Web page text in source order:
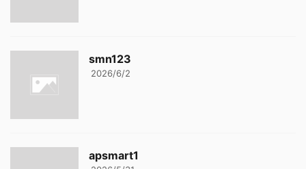
smn123
2026/6/2
apsmart1